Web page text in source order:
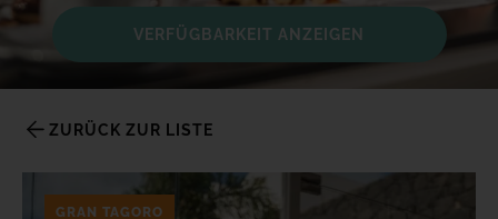
TACANDE PORTALS 4*
Wellness & Relax, Portals Nous, Mallorca
ALLE HOTELS UND REISEZIELE ANSEHEN
VERFÜGBARKEIT ANZEIGEN
GRAN TAGORO
ZURÜCK ZUR LISTE